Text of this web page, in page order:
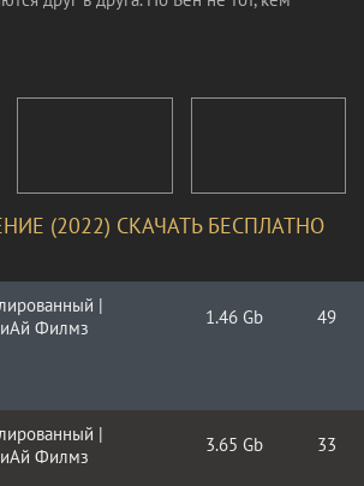
(2022) СКАЧАТЬ БЕСПЛАТНО
|
Филмз
1.46 Gb 49
|
Филмз
3.65 Gb 33